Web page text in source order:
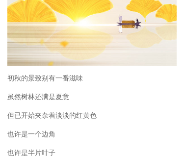
初秋的景致别有一番滋味
虽然树林还满是夏意
但已开始夹杂着淡淡的红黄色
也许是一个边角
也许是半片叶子